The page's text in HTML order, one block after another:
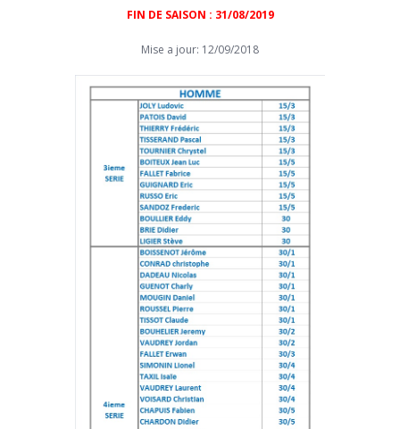
FIN DE SAISON : 31/08/2019
Mise a jour: 12/09/2018